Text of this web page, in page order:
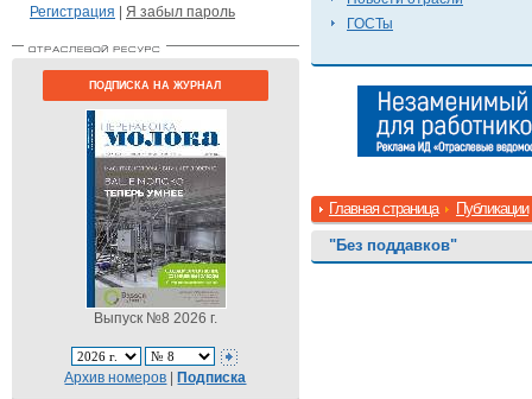
Регистрация | Я забыл пароль
ПОДПИСКА НА ЖУРНАЛ
Выпуск №8 2026 г.
Архив номеров |Подписка
ГОСТы
Главная страница Публикации
"Без поддавков"